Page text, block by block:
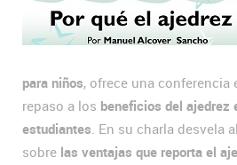
para niños, ofrece una conferencia
repaso a los beneficios del ajedrez
estudiantes. En su charla desvela
sobre las ventajas que reporta el